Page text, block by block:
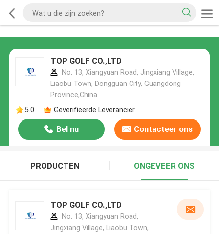
TOP GOLF CO.,LTD
No. 13, Xiangyuan Road, Jingxiang Village,
Liaobu Town, Dongguan City, Guangdong
Province,China
5.0
Geverifieerde Leverancier
Bel nu Contacteer ons
PRODUCTEN ONGEVEER ONS
TOP GOLF CO.,LTD
No. 13, Xiangyuan Road,
Jingxiang Village, Liaobu Town,